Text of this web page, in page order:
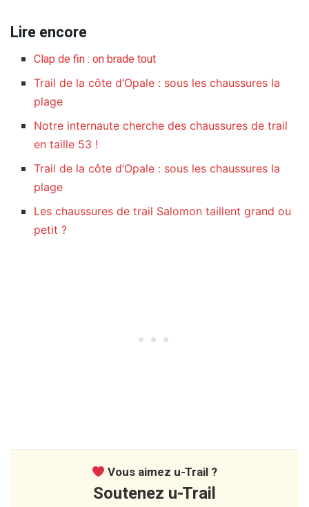
Lire encore
Clap de fin : on brade tout
Trail de la côte d’Opale : sous les chaussures la
plage
Notre internaute cherche des chaussures de trail
en taille 53 !
Trail de la côte d’Opale : sous les chaussures la
plage
Les chaussures de trail Salomon taillent grand ou
petit ?
Vous aimez u-Trail ?
Soutenez u-Trail